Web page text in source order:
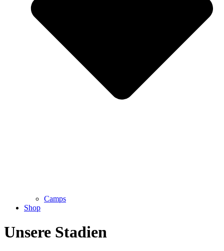
Camps
Shop
Unsere Stadien